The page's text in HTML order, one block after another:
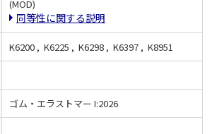
(MOD)
同等性に関する説明
K6200 , K6225 , K6298 , K6397 , K8951
ゴム・エラストマー I:2026